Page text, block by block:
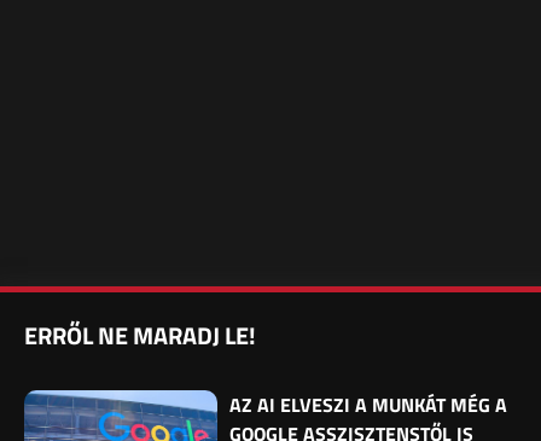
ERRŐL NE MARADJ LE!
AZ AI ELVESZI A MUNKÁT MÉG A
GOOGLE ASSZISZTENSTŐL IS